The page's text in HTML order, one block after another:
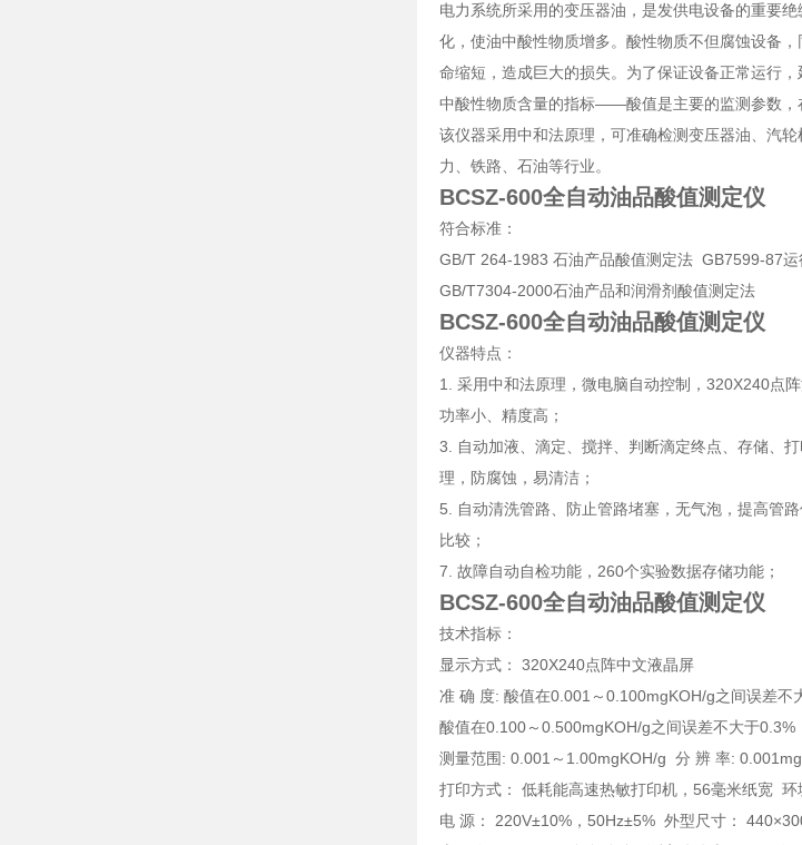
电力系统所采用的变压器油，是发供电设备的重要
化，使油中酸性物质增多。酸性物质不但腐蚀设备
命缩短，造成巨大的损失。为了保证设备正常运行
中酸性物质含量的指标——酸值是主要的监测参数，
该仪器采用中和法原理，可准确检测变压器油、汽
力、铁路、石油等行业。
BCSZ-600全自动油品酸值测定仪
符合标准：
GB/T 264-1983 石油产品酸值测定法 GB7599-87
GB/T7304-2000石油产品和润滑剂酸值测定法
BCSZ-600全自动油品酸值测定仪
仪器特点：
1. 采用中和法原理，微电脑自动控制，320X240点
功率小、精度高；
3. 自动加液、滴定、搅拌、判断滴定终点、存储、
理，防腐蚀，易清洁；
5. 自动清洗管路、防止管路堵塞，无气泡，提高管
比较；
7. 故障自动自检功能，260个实验数据存储功能；
BCSZ-600全自动油品酸值测定仪
技术指标：
显示方式： 320X240点阵中文液晶屏
准 确 度: 酸值在0.001～0.100mgKOH/g之间误差不
酸值在0.100～0.500mgKOH/g之间误差不大于
测量范围: 0.001～1.00mgKOH/g 分 辨 率:
打印方式： 低耗能高速热敏打印机，56毫米纸宽
电 源： 220V±10%，50Hz±5% 外型尺寸：